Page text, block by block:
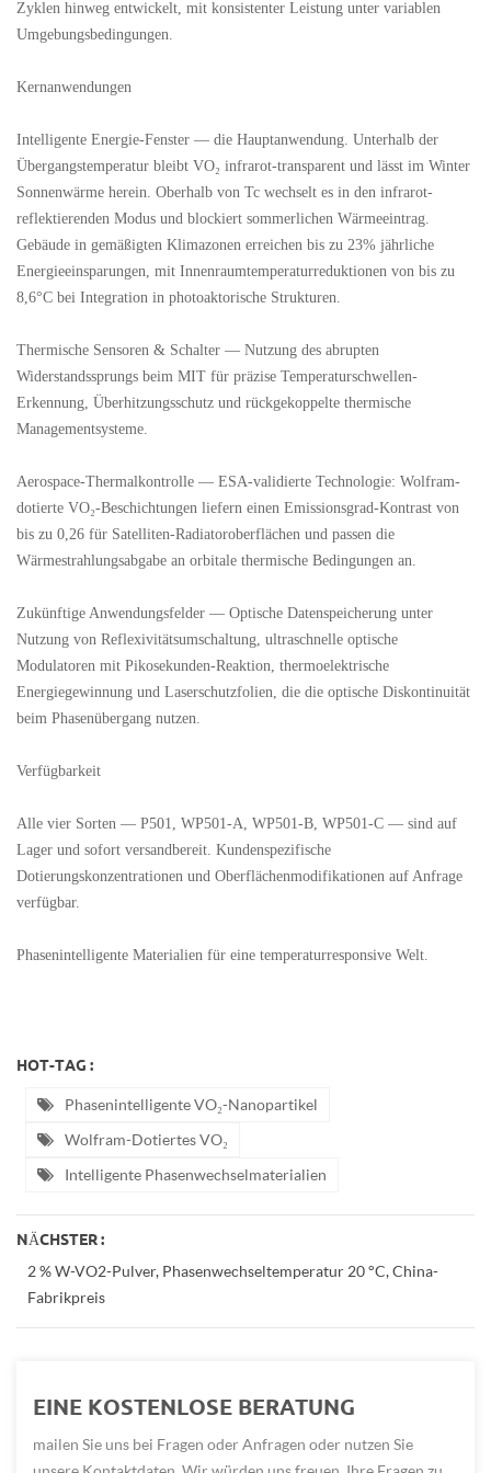
Zyklen hinweg entwickelt, mit konsistenter Leistung unter variablen
Umgebungsbedingungen.
Kernanwendungen
Intelligente Energie-Fenster — die Hauptanwendung. Unterhalb der
Übergangstemperatur bleibt VO₂ infrarot-transparent und lässt im Winter
Sonnenwärme herein. Oberhalb von Tc wechselt es in den infrarot-
reflektierenden Modus und blockiert sommerlichen Wärmeeintrag.
Gebäude in gemäßigten Klimazonen erreichen bis zu 23% jährliche
Energieeinsparungen, mit Innenraumtemperaturreduktionen von bis zu
8,6°C bei Integration in photoaktorische Strukturen.
Thermische Sensoren & Schalter — Nutzung des abrupten
Widerstandssprungs beim MIT für präzise Temperaturschwellen-
Erkennung, Überhitzungsschutz und rückgekoppelte thermische
Managementsysteme.
Aerospace-Thermalkontrolle — ESA-validierte Technologie: Wolfram-
dotierte VO₂-Beschichtungen liefern einen Emissionsgrad-Kontrast von
bis zu 0,26 für Satelliten-Radiatoroberflächen und passen die
Wärmestrahlungsabgabe an orbitale thermische Bedingungen an.
Zukünftige Anwendungsfelder — Optische Datenspeicherung unter
Nutzung von Reflexivitätsumschaltung, ultraschnelle optische
Modulatoren mit Pikosekunden-Reaktion, thermoelektrische
Energiegewinnung und Laserschutzfolien, die die optische Diskontinuität
beim Phasenübergang nutzen.
Verfügbarkeit
Alle vier Sorten — P501, WP501-A, WP501-B, WP501-C — sind auf
Lager und sofort versandbereit. Kundenspezifische
Dotierungskonzentrationen und Oberflächenmodifikationen auf Anfrage
verfügbar.
Phasenintelligente Materialien für eine temperaturresponsive Welt.
HOT-TAG :
Phasenintelligente VO₂-Nanopartikel
Wolfram-Dotiertes VO₂
Intelligente Phasenwechselmaterialien
NÄCHSTER :
2 % W-VO2-Pulver, Phasenwechseltemperatur 20 °C, China-
Fabrikpreis
EINE KOSTENLOSE BERATUNG
mailen Sie uns bei Fragen oder Anfragen oder nutzen Sie